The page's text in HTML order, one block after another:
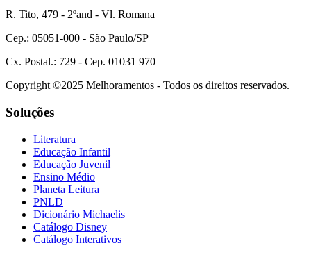
R. Tito, 479 - 2ºand - Vl. Romana
Cep.: 05051-000 - São Paulo/SP
Cx. Postal.: 729 - Cep. 01031 970
Copyright ©2025 Melhoramentos - Todos os direitos reservados.
Soluções
Literatura
Educação Infantil
Educação Juvenil
Ensino Médio
Planeta Leitura
PNLD
Dicionário Michaelis
Catálogo Disney
Catálogo Interativos